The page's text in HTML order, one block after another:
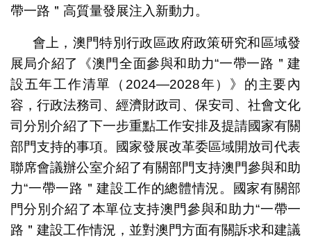
帶一路＂高質量發展注入新動力。
會上，澳門特別行政區政府政策研究和區域發
展局介紹了《澳門全面參與和助力“一帶一路＂建
設五年工作清單（2024—2028年）》的主要內
容，行政法務司、經濟財政司、保安司、社會文化
司分別介紹了下一步重點工作安排及提請國家有關
部門支持的事項。國家發展改革委區域開放司代表
聯席會議辦公室介紹了有關部門支持澳門參與和助
力“一帶一路＂建設工作的總體情況。國家有關部
門分別介紹了本單位支持澳門參與和助力“一帶一
路＂建設工作情況，並對澳門方面有關訴求和建議